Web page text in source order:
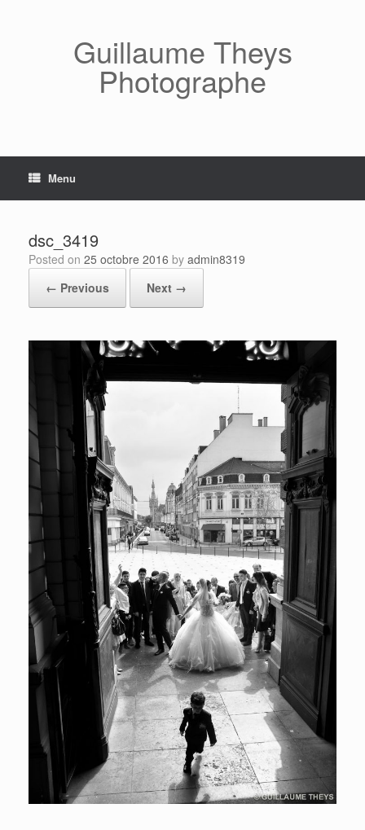
Guillaume Theys
Photographe
Menu
dsc_3419
Posted on 25 octobre 2016 by admin8319
← Previous
Next →